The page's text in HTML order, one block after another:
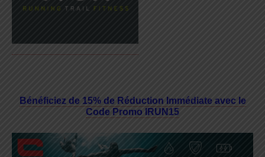
Bénéficiez de 15% de Réduction Immédiate avec le
Code Promo IRUN15